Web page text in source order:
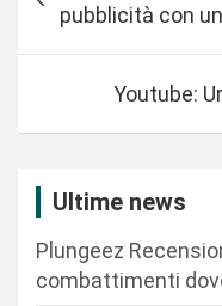
pubblicità con
Youtube:
Ultime news
Plungeez
combattimenti